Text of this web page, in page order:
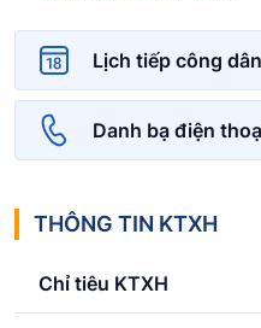
Lịch tiếp công dân
Danh bạ điện
THÔNG TIN KTXH
Chỉ tiêu KTXH